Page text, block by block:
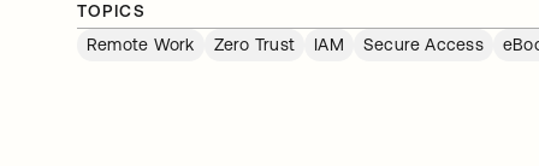
TOPICS
Remote Work
Zero Trust IAM Secure Access